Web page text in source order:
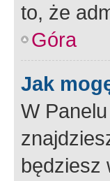
to, że
Góra
Jak
W
będziesz